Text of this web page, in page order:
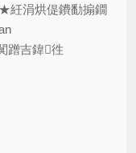
紝涓烘偍鐨勫搧鐗
蹭吉鍏徃